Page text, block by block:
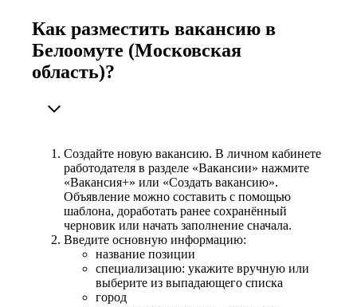
Как разместить вакансию в
Белоомуте (Московская
область)?
Создайте новую вакансию. В личном кабинете
работодателя в разделе «Вакансии» нажмите
«Вакансия+» или «Создать вакансию».
Объявление можно составить с помощью
шаблона, доработать ранее сохранённый
черновик или начать заполнение сначала.
Введите основную информацию:
название позиции
специализацию: укажите вручную или
выберите из выпадающего списка
город